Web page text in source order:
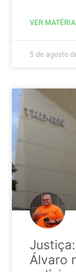
VER
5 de agosto
Álvaro